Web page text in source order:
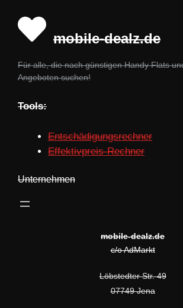
mobile-dealz.de
Für alle, die nach günstigen Handy Flats
Angeboten suchen!
Tools:
Entschädigungsrechner
Effektivpreis-Rechner
Unternehmen
mobile-dealz.de
c/o AdMarkt
Löbstedter Str. 49
07749 Jena